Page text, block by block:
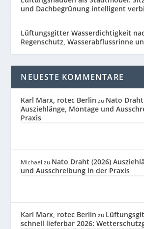
und Dachbegrünung intelligent
Lüftungsgitter Wasserdichtigkeit
Regenschutz, Wasserabflussrinne
NEUESTE KOMMENTARE
Karl Marx, rotec Berlin zu Nato Draht
Ausziehlänge, Montage und
Praxis
Michael zu Nato Draht (2026)
und Ausschreibung in der Praxis
Karl Marx, rotec Berlin zu
schnell lieferbar 2026: